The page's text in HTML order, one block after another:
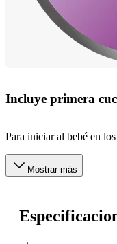
Incluye primera
Para iniciar al bebé en
Mostrar más